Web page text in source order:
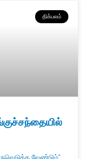
திக்பலம்
வேண்டும்”